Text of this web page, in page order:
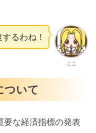
ここ
るわね！
ついて
要な経済指標の発表